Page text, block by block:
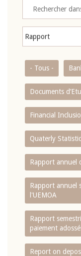
- Tous -
Documents
Financial
Quaterly
Rapport annuel
Rapport annuel
l'UEMOA
Rapport
paiement
Report on